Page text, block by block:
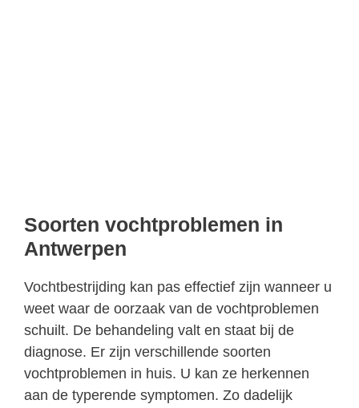
Soorten vochtproblemen in
Antwerpen
Vochtbestrijding kan pas effectief zijn wanneer u
weet waar de oorzaak van de vochtproblemen
schuilt. De behandeling valt en staat bij de
diagnose. Er zijn verschillende soorten
vochtproblemen in huis. U kan ze herkennen
aan de typerende symptomen. Zo dadelijk